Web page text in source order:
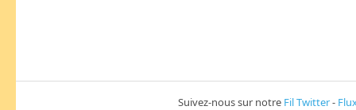
Suivez-nous sur notre Fil Twitter-